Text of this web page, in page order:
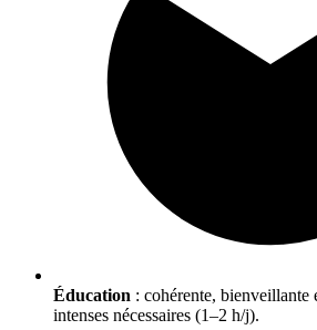
Éducation : cohérente, bienveillante
intenses nécessaires (1–2 h/j).